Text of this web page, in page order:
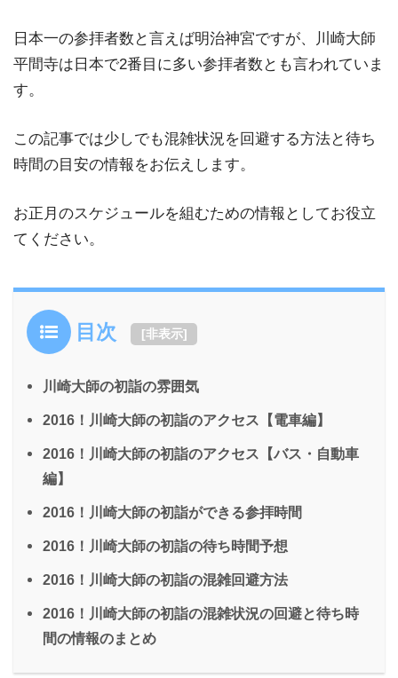
日本一の参拝者数と言えば明治神宮ですが、川崎大師
平間寺は日本で2番目に多い参拝者数とも言われていま
す。
この記事では少しでも混雑状況を回避する方法と待ち
時間の目安の情報をお伝えします。
お正月のスケジュールを組むための情報としてお役立
てください。
目次 [非表示]
川崎大師の初詣の雰囲気
2016！川崎大師の初詣のアクセス【電車編】
2016！川崎大師の初詣のアクセス【バス・自動車
編】
2016！川崎大師の初詣ができる参拝時間
2016！川崎大師の初詣の待ち時間予想
2016！川崎大師の初詣の混雑回避方法
2016！川崎大師の初詣の混雑状況の回避と待ち時
間の情報のまとめ